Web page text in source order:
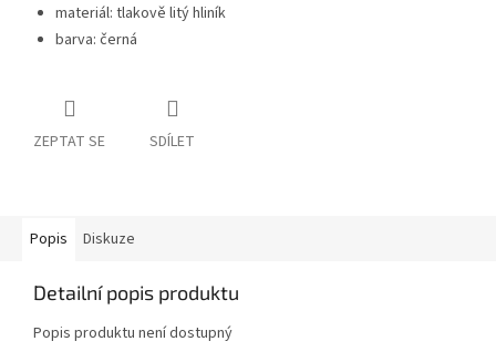
materiál: tlakově litý hliník
barva: černá
ZEPTAT SE SDÍLET
Popis Diskuze
Detailní popis produktu
Popis produktu není dostupný